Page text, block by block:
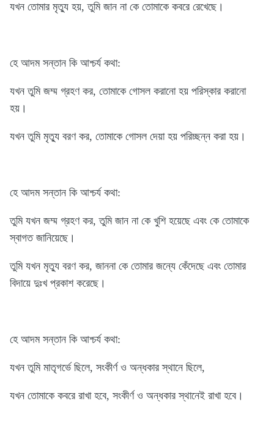
যখন তোমার মৃত্যু হয়, তুমি জান না কে তোমাকে কবরে রেখেছে।
হে আদম সন্তান কি আশ্চর্য কথা:
যখন তুমি জম্ম গ্রহণ কর, তোমাকে গোসল করানো হয় পরিস্কার করানো
হয়।
যখন তুমি মৃত্যু বরণ কর, তোমাকে গোসল দেয়া হয় পরিচ্ছন্ন করা হয়।
হে আদম সন্তান কি আশ্চর্য কথা:
তুমি যখন জম্ম গ্রহণ কর, তুমি জান না কে খুশি হয়েছে এবং কে তোমাকে
স্বাগত জানিয়েছে।
তুমি যখন মৃত্যু বরণ কর, জাননা কে তোমার জন্যে কেঁদেছে এবং তোমার
বিদায়ে দুঃখ প্রকাশ করেছে।
হে আদম সন্তান কি আশ্চর্য কথা:
যখন তুমি মাতৃগর্ভে ছিলে, সংকীর্ণ ও অন্ধকার স্থানে ছিলে,
যখন তোমাকে কবরে রাখা হবে, সংকীর্ণ ও অন্ধকার স্থানেই রাখা হবে।